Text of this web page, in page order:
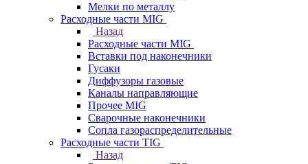
Мелки по металлу
Расходные части MIG
Назад
Расходные части MIG
Вставки под наконечники
Гусаки
Диффузоры газовые
Каналы направляющие
Прочее MIG
Сварочные наконечники
Сопла газораспределительные
Расходные части TIG
Назад